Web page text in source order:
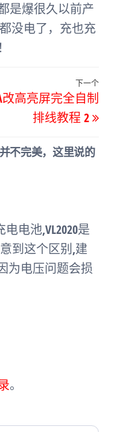
是爆很久以前产
都没电了，充也充
下
篇
下一个
改高亮屏完全自制
排线教程 2
并不完美，这里说的
电池,VL2020是
到这个区别,建
为电压问题会损
。